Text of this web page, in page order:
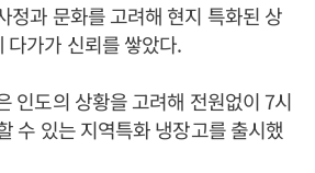
정과 문화를 고려해 현지 특화된 상
다가가 신뢰를 쌓았다.
인도의 상황을 고려해 전원없이 7시
수 있는 지역특화 냉장고를 출시했